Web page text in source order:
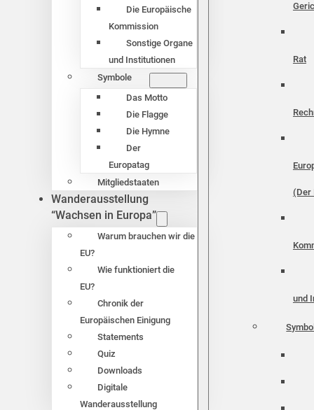
Die Europäische
Kommission
Sonstige Organe
und Institutionen
Symbole
Das Motto
Die Flagge
Die Hymne
Der
Europatag
Mitgliedstaaten
Wanderausstellung
“Wachsen in Europa”
Warum brauchen wir die
EU?
Wie funktioniert die
EU?
Chronik der
Europäischen Einigung
Statements
Quiz
Downloads
Digitale
Wanderausstellung
Rat
(Der
und